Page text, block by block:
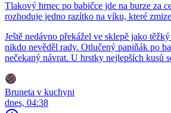
Tlakový hrnec po babičce jde na burze za
rozhoduje jedno razítko na víku, které
Ještě nedávno překážel ve sklepě jako
nikdo nevěděl rady. Otlučený papiňák po
nečekaný návrat. U hrstky nejlepších kusů
Bruneta v kuchyni
dnes, 04:38